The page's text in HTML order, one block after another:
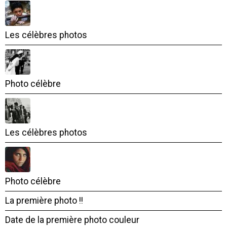
Les célèbres photos
Photo célèbre
Les célèbres photos
Photo célèbre
La première photo !!
Date de la première photo couleur